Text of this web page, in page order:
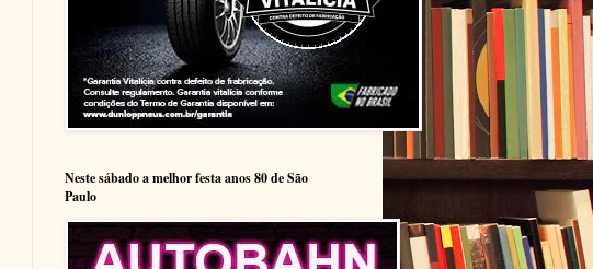
Neste sábado a melhor festa anos 80 de São
Paulo